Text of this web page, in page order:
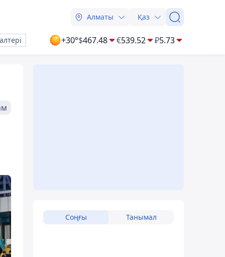
Алматы Қаз
+30°$467.48 €539.52 ₽5.73
Соңғы Танымал